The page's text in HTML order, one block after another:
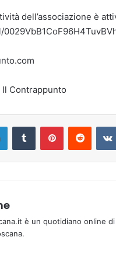
dell’associazione è
Contrappunto
è un quotidiano online